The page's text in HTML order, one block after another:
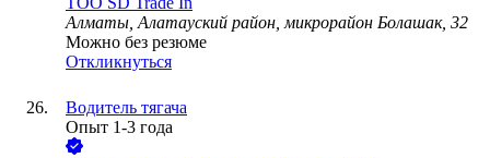
Алматы, Алатауский район, микрорайон Болашак, 32
Можно без резюме
Откликнуться
Водитель тягача
Опыт 1-3 года